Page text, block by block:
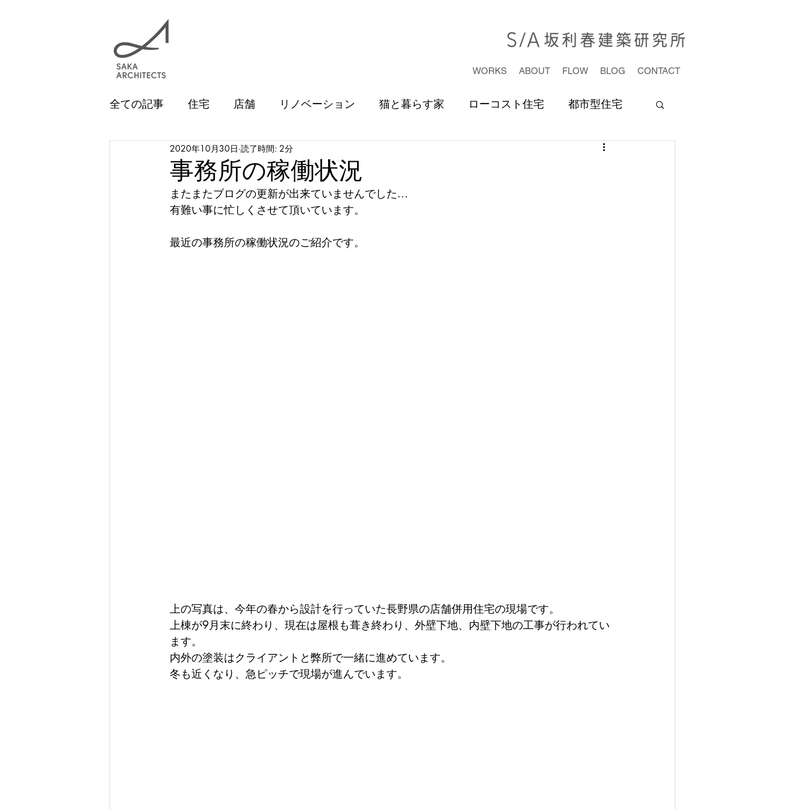
WORKS ABOUT FLOW BLOG CONTACT
全ての記事 住宅 店舗 リノベーション 猫と暮らす家 ローコスト住宅 都市型住宅
敷地条件 青柳の家 コミチノサキノイエ 展覧会
助成金 中沢の蔵 コミチノサキノカフェ
趣味 登山 ディテール
事務所の稼働状況
2020年10月30日 読了時間: 2分
またまたブログの更新が出来ていませんでした...
有難い事に忙しくさせて頂いています。
最近の事務所の稼働状況のご紹介です。
上の写真は、今年の春から設計を行っていた長野県の店舗併用住宅の現場です。
上棟が9月末に終わり、現在は屋根も葺き終わり、外壁下地、内壁下地の工事が行われてい
ます。
内外の塗装はクライアントと弊所で一緒に進めています。
冬も近くなり、急ピッチで現場が進んでいます。